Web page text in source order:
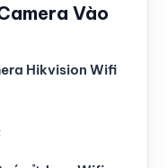
Vào
Hikvision Wifi